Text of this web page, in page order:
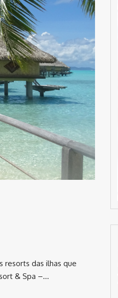
resorts das ilhas que
& Spa –…